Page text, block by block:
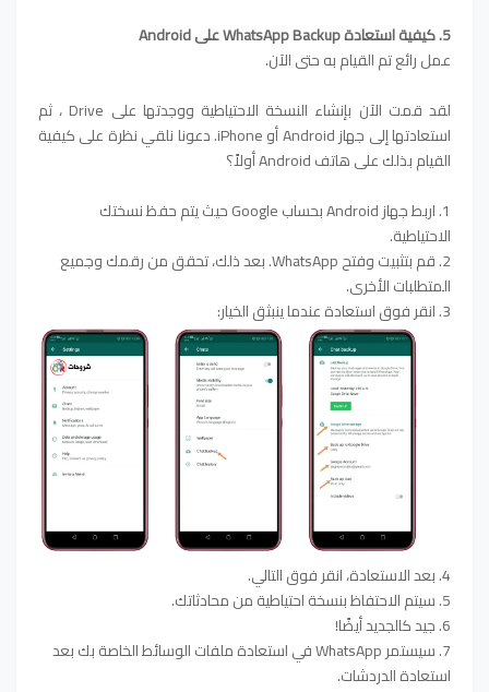
5. كيفية استعادة WhatsApp Backup على Android
عمل رائع تم القيام به حتى الآن.
لقد قمت الآن بإنشاء النسخة الاحتياطية ووجدتها على Drive ، ثم
استعادتها إلى جهاز Android أو iPhone. دعونا نلقي نظرة على كيفية
القيام بذلك على هاتف Android أولاً؟
1. اربط جهاز Android بحساب Google حيث يتم حفظ نسختك
الاحتياطية.
2. قم بتثبيت وفتح WhatsApp. بعد ذلك، تحقق من رقمك وجميع
المتطلبات الأخرى.
3. انقر فوق استعادة عندما ينبثق الخيار
:
4. بعد الاستعادة، انقر فوق التالي.
5. سيتم الاحتفاظ بنسخة احتياطية من محادثاتك.
6. جيد كالجديد أيضًا!
7. سيستمر WhatsApp في استعادة ملفات الوسائط الخاصة بك بعد
استعادة الدردشات.